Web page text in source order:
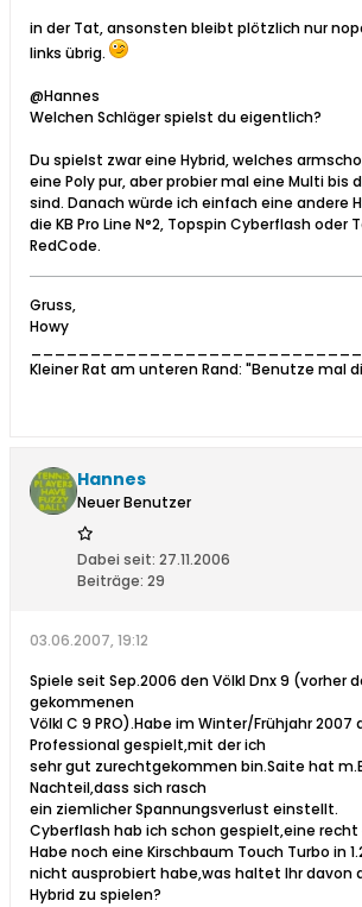
in der Tat, ansonsten bleibt plötzlich nur
links übrig.
@Hannes
Welchen Schläger spielst du eigentlich?
Du spielst zwar eine Hybrid, welches
eine Poly pur, aber probier mal eine Multi bis
sind. Danach würde ich einfach eine andere
die KB Pro Line N°2, Topspin Cyberflash oder
RedCode.
Gruss,
Howy
Kleiner Rat am unteren Rand: "Benutze mal
Hannes
Neuer Benutzer
Dabei seit: 27.11.2006
Beiträge: 29
03.06.2007, 19:12
Spiele seit Sep.2006 den Völkl Dnx 9 (vorher
gekommenen
Völkl C 9 PRO).Habe im Winter/Frühjahr 2007
Professional gespielt,mit der ich
sehr gut zurechtgekommen bin.Saite hat
Nachteil,dass sich rasch
ein ziemlicher Spannungsverlust einstellt.
Cyberflash hab ich schon gespielt,eine recht
Habe noch eine Kirschbaum Touch Turbo in
nicht ausprobiert habe,was haltet Ihr davon
Hybrid zu spielen?